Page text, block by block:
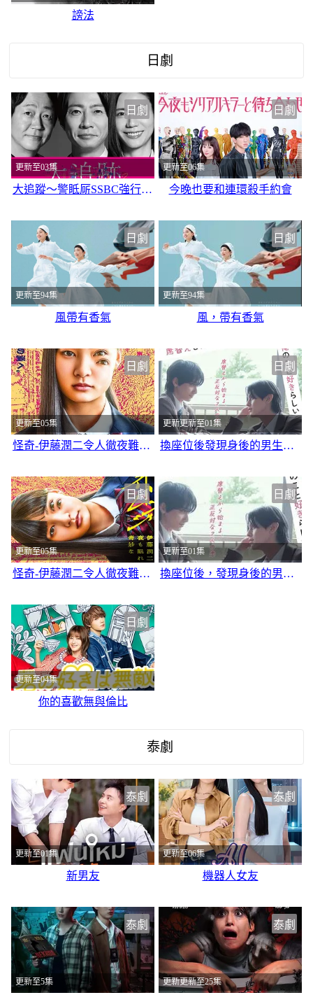
謗法
日劇
日劇
更新至03集
大追蹤〜警眡厛SSBC強行犯系〜第二季
日劇
更新至06集
今晚也要和連環殺手約會
日劇
更新至94集
風帶有香氣
日劇
更新至94集
風，帶有香氣
日劇
更新至05集
怪奇-伊藤潤二令人徹夜難眠的奇異故事－
日劇
更新更新至01集
換座位後發現身後的男生好像喜歡我
日劇
更新至05集
怪奇-伊藤潤二令人徹夜難眠的奇異故事
日劇
更新至01集
換座位後，發現身後的男生好像喜歡我
日劇
更新至04集
你的喜歡無與倫比
泰劇
泰劇
更新至01集
新男友
泰劇
更新至06集
機器人女友
泰劇
更新至5集
泰劇
更新更新至25集